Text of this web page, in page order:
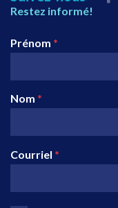
Restez informé!
Prénom *
Nom *
Courriel *